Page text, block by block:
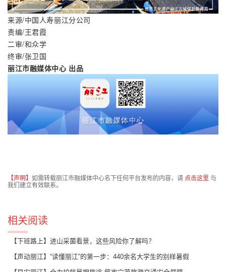
来源/中国人寿丽江分公司
责编/王君霞
二审/和众学
终审/张卫国
丽江市融媒体中心 出品
【声明】 如需转载丽江市融媒体中心名下任何平台发布的内容，请 点击这里 与
我们建立有效联系。
相关阅读
【下班路上】进山采菌看景，这些风险你了解吗？
【声动丽江】“读懂丽江”的第一步：440余名大学生的别样暑假